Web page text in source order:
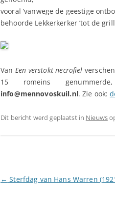
vooral ‘vanwege de geestige
behoorde Lekkerkerker ’tot de
Van Een verstokt necrofiel
15 romeins
info@mennovoskuil.nl. Zie ook:
Dit bericht werd geplaatst in Nieuws
Berichtnavigatie
← Sterfdag van Hans Warren